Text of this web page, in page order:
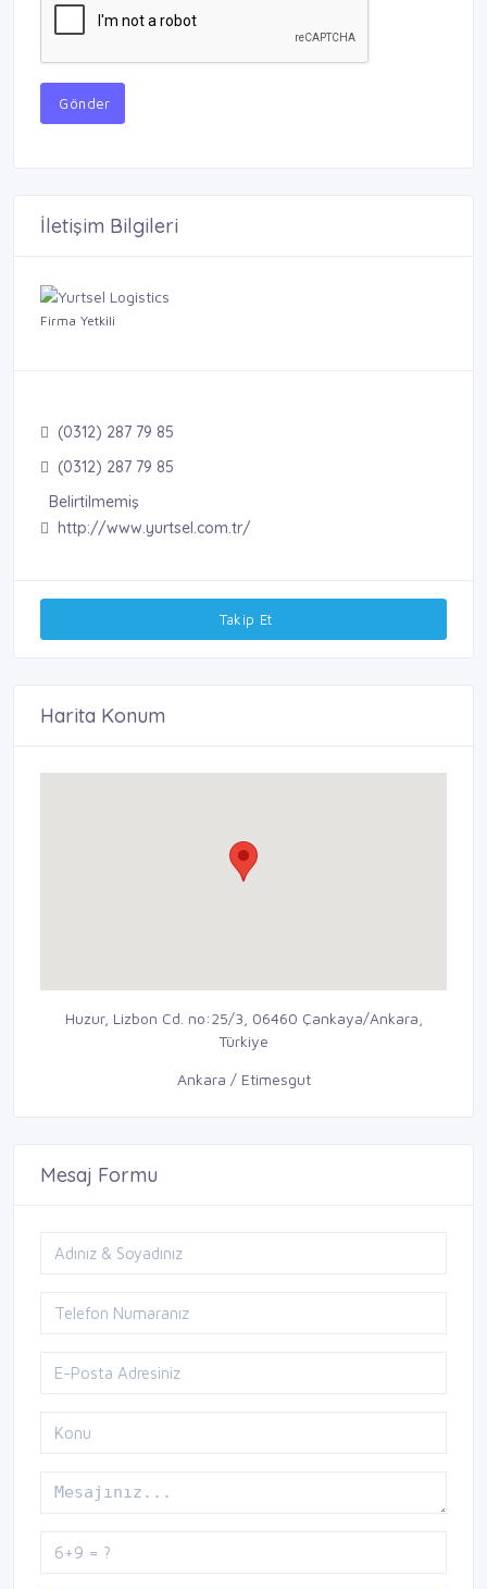
Gönder
İletişim Bilgileri
Firma Yetkili
(0312) 287 79 85
(0312) 287 79 85
Belirtilmemiş
http://www.yurtsel.com.tr/
Takip Et
Harita Konum
Huzur, Lizbon Cd. no:25/3, 06460 Çankaya/Ankara,
Türkiye
Ankara / Etimesgut
Mesaj Formu